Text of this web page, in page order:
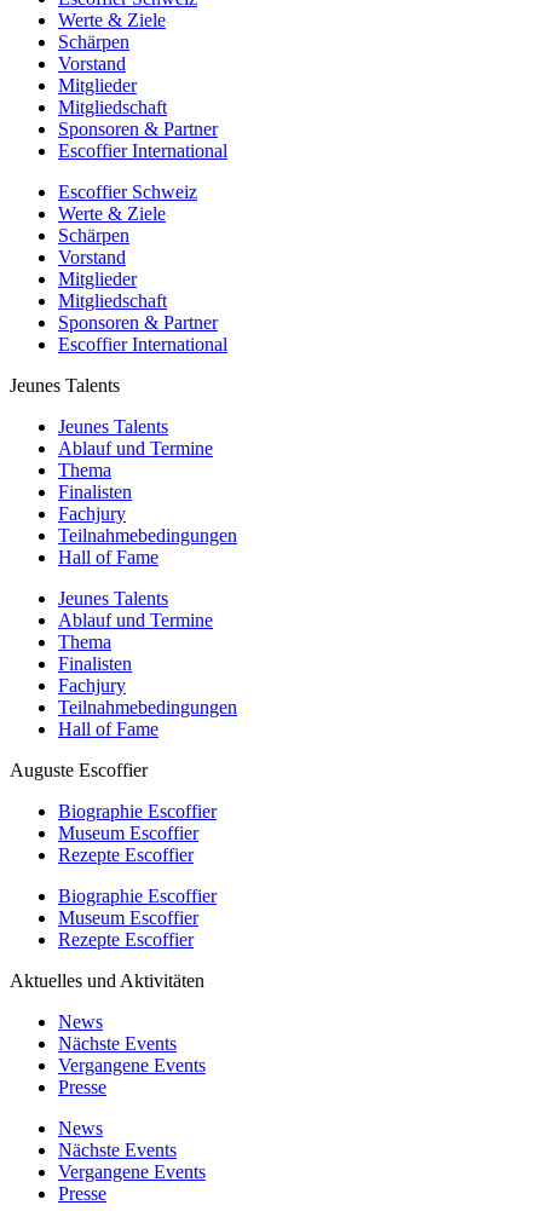
Werte & Ziele
Schärpen
Vorstand
Mitglieder
Mitgliedschaft
Sponsoren & Partner
Escoffier International
Escoffier Schweiz
Werte & Ziele
Schärpen
Vorstand
Mitglieder
Mitgliedschaft
Sponsoren & Partner
Escoffier International
Jeunes Talents
Jeunes Talents
Ablauf und Termine
Thema
Finalisten
Fachjury
Teilnahmebedingungen
Hall of Fame
Jeunes Talents
Ablauf und Termine
Thema
Finalisten
Fachjury
Teilnahmebedingungen
Hall of Fame
Auguste Escoffier
Biographie Escoffier
Museum Escoffier
Rezepte Escoffier
Biographie Escoffier
Museum Escoffier
Rezepte Escoffier
Aktuelles und Aktivitäten
News
Nächste Events
Vergangene Events
Presse
News
Nächste Events
Vergangene Events
Presse